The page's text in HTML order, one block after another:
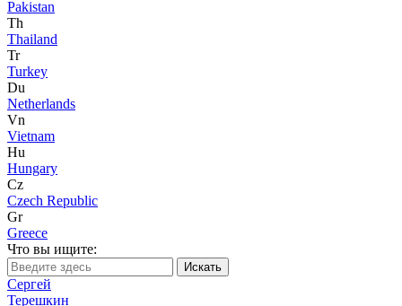
Pakistan
Th
Thailand
Tr
Turkey
Du
Netherlands
Vn
Vietnam
Hu
Hungary
Cz
Czech Republic
Gr
Greece
Что вы ищите:
Сергей
Терешкин